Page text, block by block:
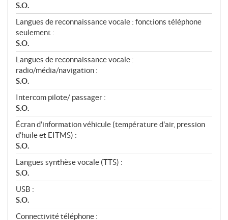
S.O.
Langues de reconnaissance vocale : fonctions téléphone
seulement :
S.O.
Langues de reconnaissance vocale :
radio/média/navigation :
S.O.
Intercom pilote/ passager :
S.O.
Écran d'information véhicule (température d'air, pression
d'huile et EITMS) :
S.O.
Langues synthèse vocale (TTS) :
S.O.
USB :
S.O.
Connectivité téléphone :